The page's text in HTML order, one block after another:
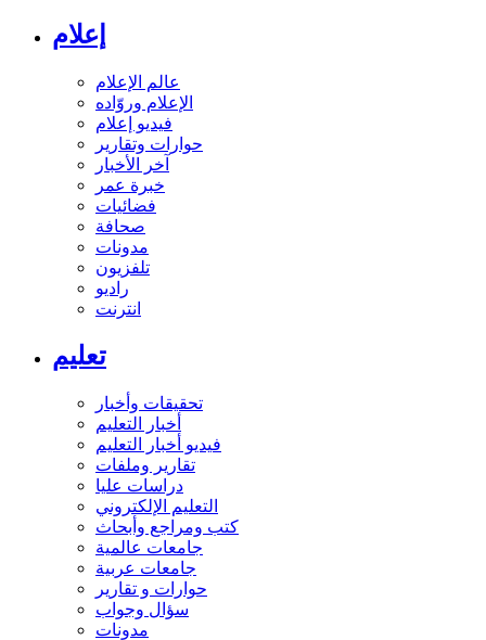
إعلام
عالم الإعلام
الإعلام وروّاده
فيديو إعلام
حوارات وتقارير
آخر الأخبار
خبرة عمر
فضائيات
صحافة
مدونات
تلفزيون
راديو
انترنت
تعليم
تحقيقات وأخبار
أخبار التعليم
فيديو أخبار التعليم
تقارير وملفات
دراسات عليا
التعليم الإلكتروني
كتب ومراجع وأبحاث
جامعات عالمية
جامعات عربية
حوارات و تقارير
سؤال وجواب
مدونات